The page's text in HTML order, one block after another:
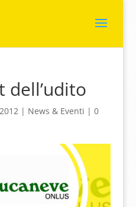
dell’udito
| News & Eventi | 0